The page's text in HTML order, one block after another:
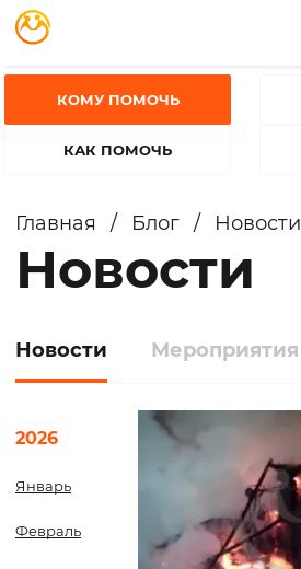
КОМУ ПОМОЧЬ
КАК ПОМОЧЬ
Главная / Блог / Новости
Новости
Новости Мероприятия
2026
Январь
Февраль